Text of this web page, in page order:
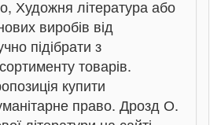
Художня література або
виробів від
підібрати з
товарів.
купити
право. Дрозд О.